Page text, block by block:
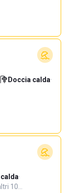
Doccia calda·
·
10…